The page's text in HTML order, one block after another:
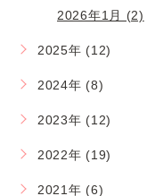
2026年1月 (2)
2025年 (12)
2024年 (8)
2023年 (12)
2022年 (19)
2021年 (6)